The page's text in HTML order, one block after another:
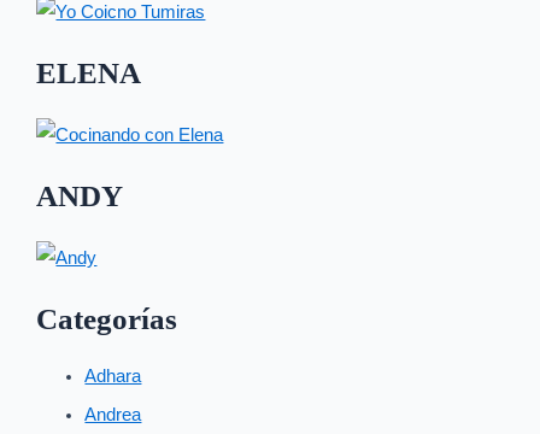
ELENA
ANDY
Categorías
Adhara
Andrea